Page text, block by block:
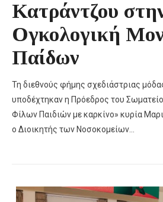
Κατράντζου
Ογκολογική
Παίδων
Τη διεθνούς φήμης σχεδιάστριας
υποδέχτηκαν η Πρόεδρος του
Φίλων Παιδιών με καρκίνο» κυρία
ο Διοικητής των Νοσοκομείων…